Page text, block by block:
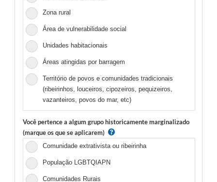
Zona rural
Área de vulnerabilidade social
Unidades habitacionais
Áreas atingidas por barragem
Território de povos e comunidades tradicionais
(ribeirinhos, louceiros, cipozeiros, pequizeiros,
vazanteiros, povos do mar, etc)
Você pertence a algum grupo historicamente marginalizado
(marque os que se aplicarem)
Comunidade extrativista ou ribeirinha
População LGBTQIAPN
Comunidades Rurais